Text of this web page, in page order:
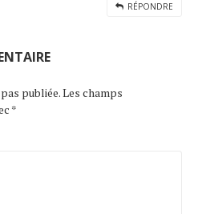
RÉPONDRE
publiée.Les champs
*